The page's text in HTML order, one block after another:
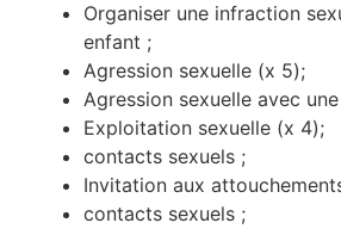
Organiser une infraction
enfant ;
Agression sexuelle (x 5);
Agression sexuelle avec
Exploitation sexuelle (x 4);
contacts sexuels ;
Invitation aux
contacts sexuels ;